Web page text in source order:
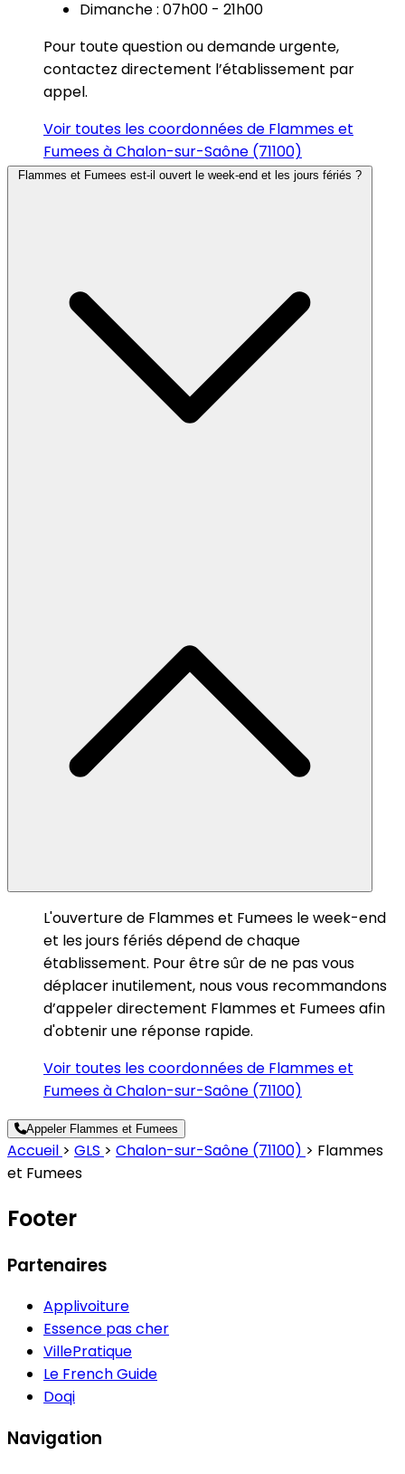
Dimanche : 07h00 - 21h00
Pour toute question ou demande urgente,
contactez directement l’établissement par
appel.
Voir toutes les coordonnées de Flammes et
Fumees à Chalon-sur-Saône (71100)
Flammes et Fumees est-il ouvert le week-end et les jours fériés ?
L'ouverture de Flammes et Fumees le week-end
et les jours fériés dépend de chaque
établissement. Pour être sûr de ne pas vous
déplacer inutilement, nous vous recommandons
d’appeler directement Flammes et Fumees afin
d'obtenir une réponse rapide.
Voir toutes les coordonnées de Flammes et
Fumees à Chalon-sur-Saône (71100)
Appeler Flammes et Fumees
Accueil > GLS > Chalon-sur-Saône (71100) > Flammes
et Fumees
Footer
Partenaires
Applivoiture
Essence pas cher
VillePratique
Le French Guide
Doqi
Navigation